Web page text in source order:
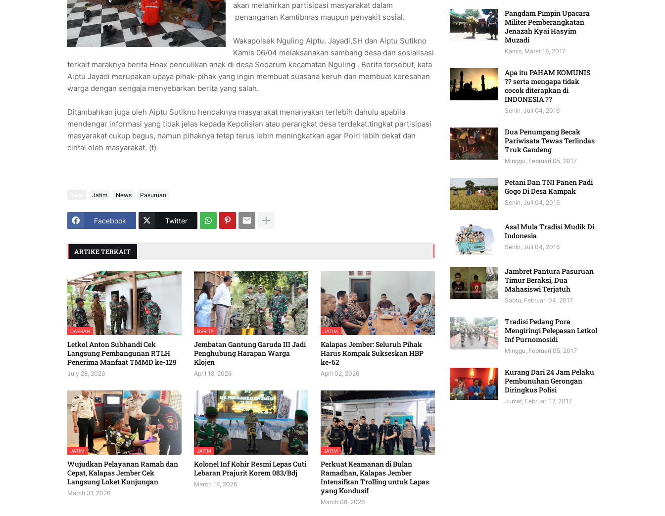
akan melahirkan partisipasi masyarakat dalam
penanganan Kamtibmas maupun penyakit sosial.
Wakapolsek Nguling Aiptu. Jayadi,SH dan Aiptu Sutikno
Kamis 06/04 melaksanakan sambang desa dan sosialisasi
terkait maraknya berita Hoax penculikan anak di desa Sedarum kecamatan Nguling . Berita tersebut, kata
Aiptu Jayadi merupakan upaya pihak-pihak yang ingin membuat suasana keruh dan membuat keresahan
warga dengan sengaja menyebarkan berita yang salah.
Ditambahkan juga oleh Aiptu Sutikno hendaknya masyarakat menanyakan terlebih dahulu apabila
mendengar informasi yang tidak jelas kepada Kepolisian atau perangkat desa terdekat.tingkat partisipasi
masyarakat cukup bagus, namun pihaknya tetap terus lebih meningkatkan agar Polri lebih dekat dan
cintai oleh masyarakat. (t)
Jatim News Pasuruan
Facebook Twitter
ARTIKE TERKAIT
DAERAH
Letkol Anton Subhandi Cek
Langsung Pembangunan RTLH
Penerima Manfaat TMMD ke-129
July 28, 2026
BERITA
Jembatan Gantung Garuda III Jadi
Penghubung Harapan Warga
Klojen
April 18, 2026
JATIM
Kalapas Jember: Seluruh Pihak
Harus Kompak Sukseskan HBP
ke-62
April 02, 2026
JATIM
Wujudkan Pelayanan Ramah dan
Cepat, Kalapas Jember Cek
Langsung Loket Kunjungan
March 31, 2026
JATIM
Kolonel Inf Kohir Resmi Lepas Cuti
Lebaran Prajurit Korem 083/Bdj
March 18, 2026
JATIM
Perkuat Keamanan di Bulan
Ramadhan, Kalapas Jember
Intensifkan Trolling untuk Lapas
yang Kondusif
March 08, 2026
Pangdam Pimpin Upacara
Militer Pemberangkatan
Jenazah Kyai Hasyim
Muzadi
Kamis, Maret 16, 2017
Apa itu PAHAM KOMUNIS
?? serta mengapa tidak
cocok diterapkan di
INDONESIA ??
Senin, Juli 04, 2016
Dua Penumpang Becak
Pariwisata Tewas Terlindas
Truk Gandeng
Minggu, Februari 05, 2017
Petani Dan TNI Panen Padi
Gogo Di Desa Kampak
Senin, Juli 04, 2016
Asal Mula Tradisi Mudik Di
Indonesia
Senin, Juli 04, 2016
Jambret Pantura Pasuruan
Timur Beraksi, Dua
Mahasiswi Terjatuh
Sabtu, Februari 04, 2017
Tradisi Pedang Pora
Mengiringi Pelepasan Letkol
Inf Purnomosidi
Minggu, Februari 05, 2017
Kurang Dari 24 Jam Pelaku
Pembunuhan Gerongan
Diringkus Polisi
Jumat, Februari 17, 2017